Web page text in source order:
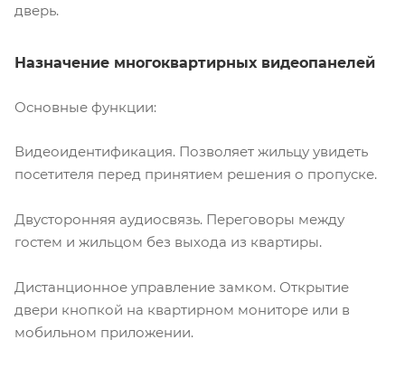
дверь.
Назначение многоквартирных видеопанелей
Основные функции:
Видеоидентификация. Позволяет жильцу увидеть
посетителя перед принятием решения о пропуске.
Двусторонняя аудиосвязь. Переговоры между
гостем и жильцом без выхода из квартиры.
Дистанционное управление замком. Открытие
двери кнопкой на квартирном мониторе или в
мобильном приложении.